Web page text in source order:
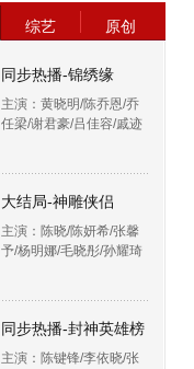
综艺 原创
同步热播-锦绣缘
主演：黄晓明/陈乔恩/乔
任梁/谢君豪/吕佳容/戚迹
大结局-神雕侠侣
主演：陈晓/陈妍希/张馨
予/杨明娜/毛晓彤/孙耀琦
同步热播-封神英雄榜
主演：陈键锋/李依晓/张